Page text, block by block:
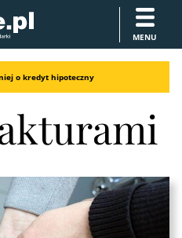
MENU
o kredyt hipoteczny